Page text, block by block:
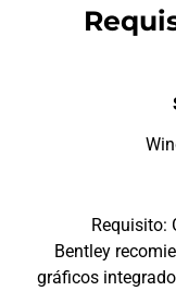
Requisito:
Bentley
gráficos